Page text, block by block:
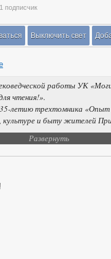
подписчик
Выключить свет
работы УК
чтения!».
летию трехтомника «Опыт
культуре и быту жителей
Развернуть